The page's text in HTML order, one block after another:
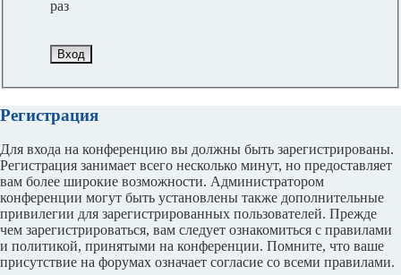
раз
Регистрация
Для входа на конференцию вы должны быть зарегистрированы.
Регистрация занимает всего несколько минут, но предоставляет
вам более широкие возможности. Администратором
конференции могут быть установлены также дополнительные
привилегии для зарегистрированных пользователей. Прежде
чем зарегистрироваться, вам следует ознакомиться с правилами
и политикой, принятыми на конференции. Помните, что ваше
присутствие на форумах означает согласие со всеми правилами.